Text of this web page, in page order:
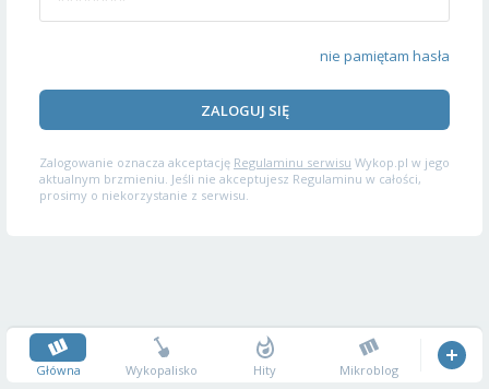
nie pamiętam hasła
ZALOGUJ SIĘ
Zalogowanie oznacza akceptację Regulaminu serwisu Wykop.pl w jego
aktualnym brzmieniu. Jeśli nie akceptujesz Regulaminu w całości,
prosimy o niekorzystanie z serwisu.
Główna Wykopalisko Hity Mikroblog